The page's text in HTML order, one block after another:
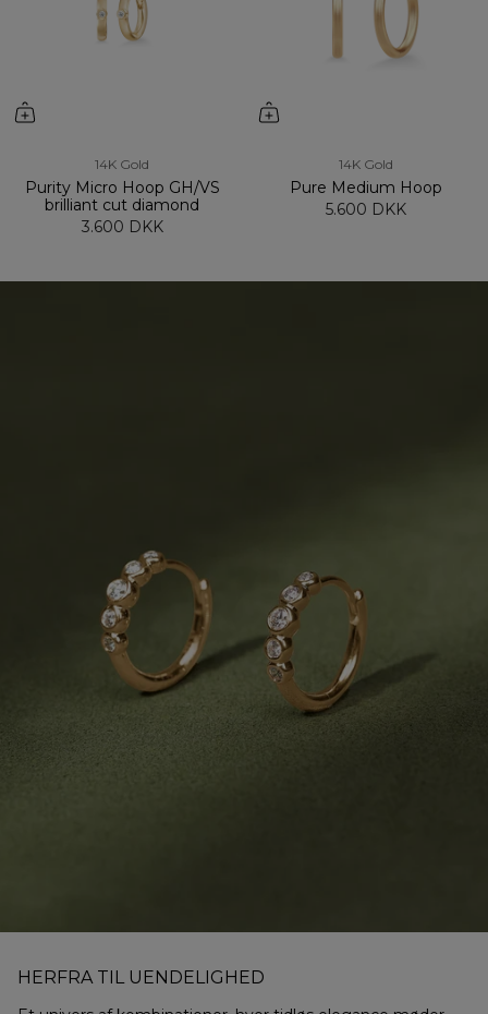
14K Gold
Purity Micro Hoop GH/VS
brilliant cut diamond
3.600 DKK
14K Gold
Pure Medium Hoop
5.600 DKK
HERFRA TIL UENDELIGHED